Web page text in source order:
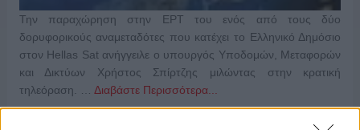
Την παραχώρηση στην ΕΡΤ του ενός από τους δύο
δορυφορικούς αναμεταδότες που κατέχει το Ελληνικό Δημόσιο
στον Hellas Sat ανήγγειλε ο υπουργός Υποδομών, Μεταφορών
και Δικτύων Χρήστος Σπίρτζης μιλώντας στην κρατική
τηλεόραση. … Διαβάστε Περισσότερα...